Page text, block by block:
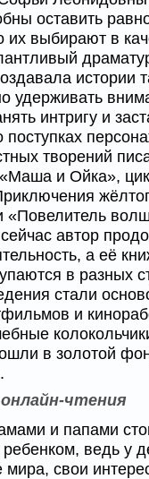
оставить
их выбирают в
истории
удерживать
интригу и
поступках
творений
«Маша и Ойка»,
«Повелитель
автор
а её
в разных
стали
и
в золотой
чтения
и папами
ребенком, ведь у
мира, свои